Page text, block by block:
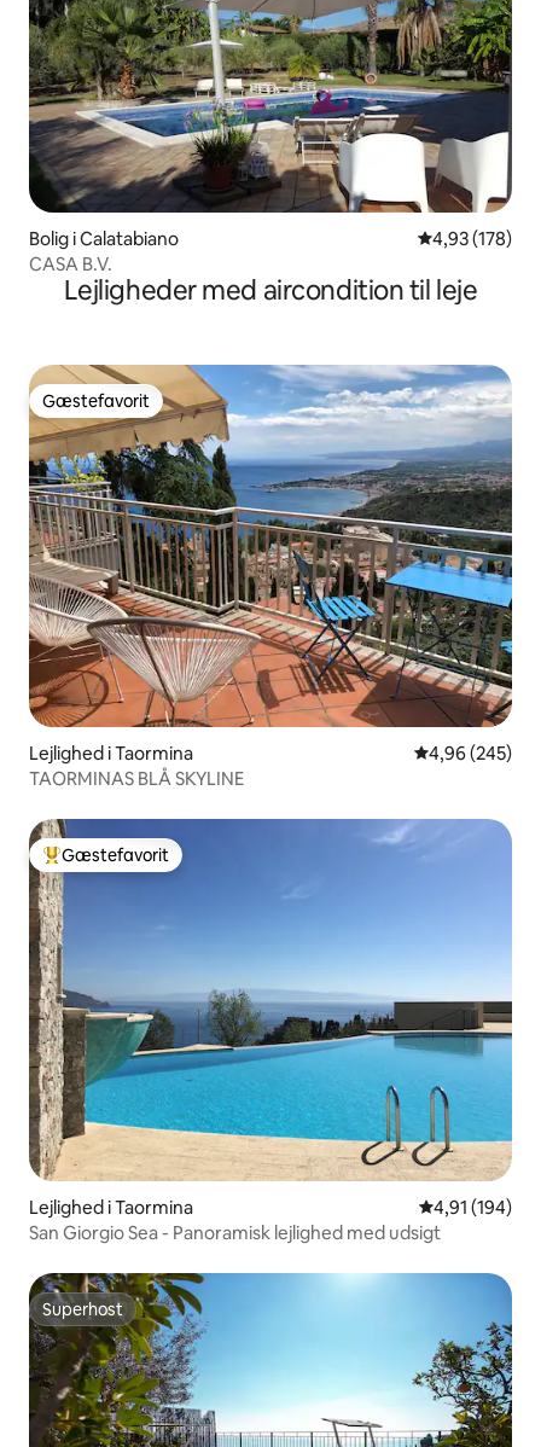
Bolig i Calatabiano 4,93 ud af 5 i
4,93 (178)
CASA B.V.
Lejligheder med aircondition til leje
Gæstefavorit
Gæstefavorit
Lejlighed i Taormina 4,96 ud af 5 i
4,96 (245)
TAORMINAS BLÅ SKYLINE
Bedste gæstefavorit
Gæstefavorit
Lejlighed i Taormina 4,91 ud af 5 i
4,91 (194)
San Giorgio Sea - Panoramisk lejlighed med udsigt
Superhost
Superhost